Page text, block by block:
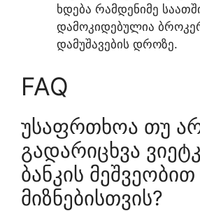
ხდება რამდენიმე
დამოკიდებულია
დამუშავების დროზე.
FAQ
უსაფრთხოა თუ
გადარიცხვა
ბანკის
მიზნებისთვის?